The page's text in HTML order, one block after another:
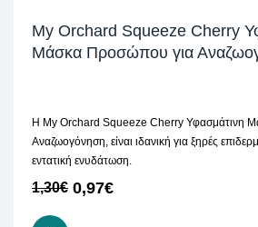
My Orchard Squeeze Cherry
Μάσκα Προσώπου για
H My Orchard Squeeze Cherry Υφασμάτινη
Αναζωογόνηση, είναι ιδανική για ξηρές
εντατική ενυδάτωση.
1,30€ 0,97€